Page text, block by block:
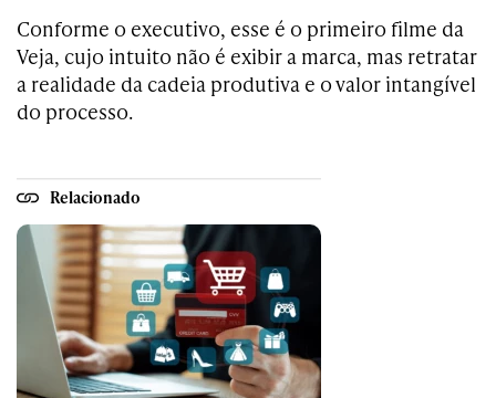
Conforme o executivo, esse é o primeiro filme da
Veja, cujo intuito não é exibir a marca, mas retratar
a realidade da cadeia produtiva e o valor intangível
do processo.
Relacionado